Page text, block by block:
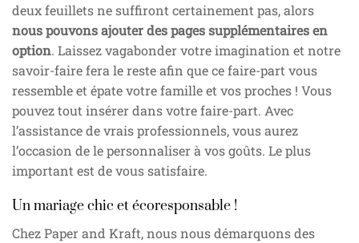
deux feuillets ne suffiront certainement pas, alors
nous pouvons ajouter des pages supplémentaires en
option. Laissez vagabonder votre imagination et notre
savoir-faire fera le reste afin que ce faire-part vous
ressemble et épate votre famille et vos proches ! Vous
pouvez tout insérer dans votre faire-part. Avec
l’assistance de vrais professionnels, vous aurez
l’occasion de le personnaliser à vos goûts. Le plus
important est de vous satisfaire.
Un mariage chic et écoresponsable !
Chez Paper and Kraft, nous nous démarquons des